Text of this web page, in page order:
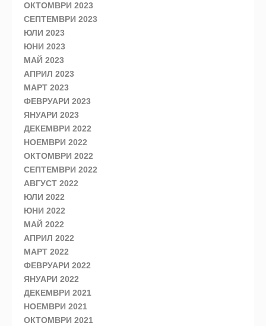
ОКТОМВРИ 2023
СЕПТЕМВРИ 2023
ЮЛИ 2023
ЮНИ 2023
МАЙ 2023
АПРИЛ 2023
МАРТ 2023
ФЕВРУАРИ 2023
ЯНУАРИ 2023
ДЕКЕМВРИ 2022
НОЕМВРИ 2022
ОКТОМВРИ 2022
СЕПТЕМВРИ 2022
АВГУСТ 2022
ЮЛИ 2022
ЮНИ 2022
МАЙ 2022
АПРИЛ 2022
МАРТ 2022
ФЕВРУАРИ 2022
ЯНУАРИ 2022
ДЕКЕМВРИ 2021
НОЕМВРИ 2021
ОКТОМВРИ 2021